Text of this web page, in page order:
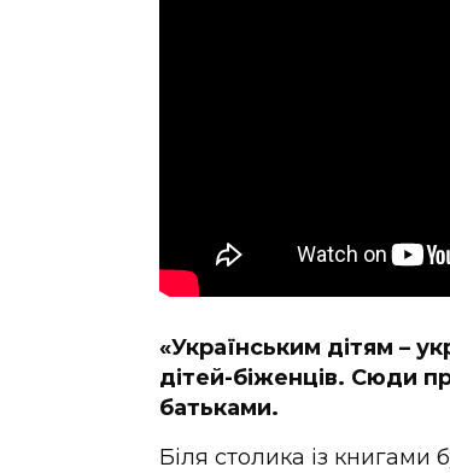
«Українським дітям –
дітей-біженців. Сюди
батьками.
Біля столика із книгами